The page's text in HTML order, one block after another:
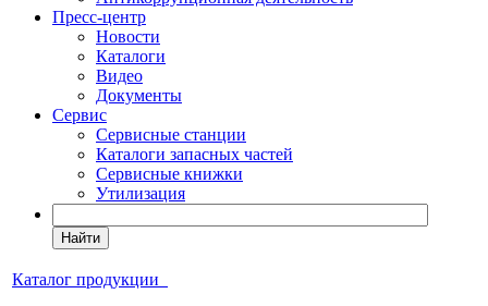
Пресс-центр
Новости
Каталоги
Видео
Документы
Сервис
Сервисные станции
Каталоги запасных частей
Сервисные книжки
Утилизация
Найти
Каталог продукции